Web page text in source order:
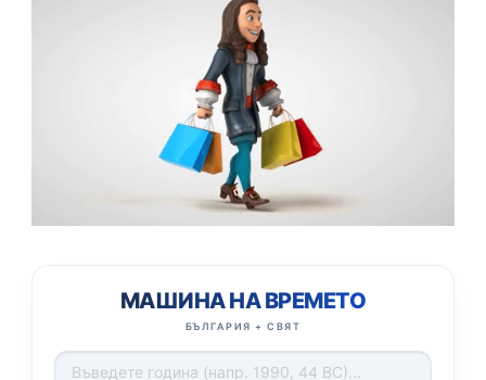
МАШИНА НА ВРЕМЕТО
БЪЛГАРИЯ + СВЯТ